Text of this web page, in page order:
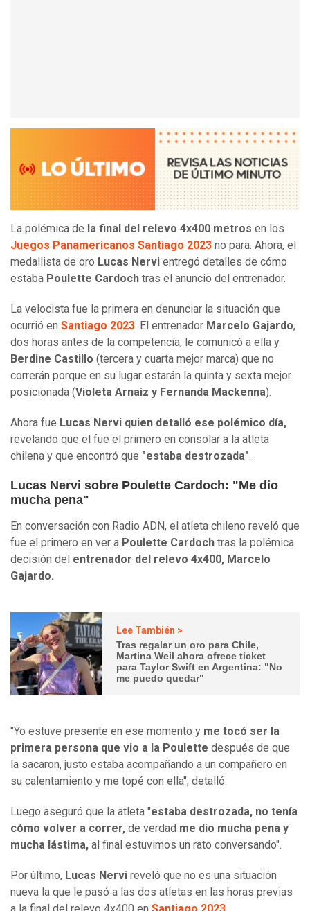
La polémica de la final del relevo 4x400 metros en los
Juegos Panamericanos Santiago 2023 no para. Ahora, el
medallista de oro Lucas Nervi entregó detalles de cómo
estaba Poulette Cardoch tras el anuncio del entrenador.
La velocista fue la primera en denunciar la situación que
ocurrió en Santiago 2023. El entrenador Marcelo Gajardo,
dos horas antes de la competencia, le comunicó a ella y
Berdine Castillo (tercera y cuarta mejor marca) que no
correrán porque en su lugar estarán la quinta y sexta mejor
posicionada (Violeta Arnaiz y Fernanda Mackenna).
Ahora fue Lucas Nervi quien detalló ese polémico día,
revelando que el fue el primero en consolar a la atleta
chilena y que encontró que "estaba destrozada".
Lucas Nervi sobre Poulette Cardoch: "Me dio
mucha pena"
En conversación con Radio ADN, el atleta chileno reveló que
fue el primero en ver a Poulette Cardoch tras la polémica
decisión del entrenador del relevo 4x400, Marcelo
Gajardo.
Lee También >
Tras regalar un oro para Chile,
Martina Weil ahora ofrece ticket
para Taylor Swift en Argentina: "No
me puedo quedar"
"Yo estuve presente en ese momento y me tocó ser la
primera persona que vio a la Poulette después de que
la sacaron, justo estaba acompañando a un compañero en
su calentamiento y me topé con ella", detalló.
Luego aseguró que la atleta "estaba destrozada, no tenía
cómo volver a correr, de verdad me dio mucha pena y
mucha lástima, al final estuvimos un rato conversando".
Por último, Lucas Nervi reveló que no es una situación
nueva la que le pasó a las dos atletas en las horas previas